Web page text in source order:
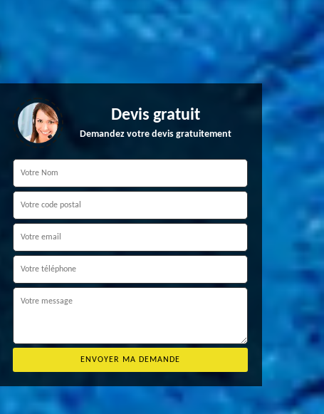
Devis gratuit
Demandez votre devis gratuitement